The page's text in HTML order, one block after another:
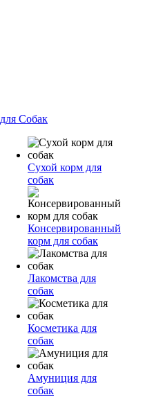
для Собак
Сухой корм для
собак
Консервированный
корм для собак
Лакомства для
собак
Косметика для
собак
Амуниция для
собак